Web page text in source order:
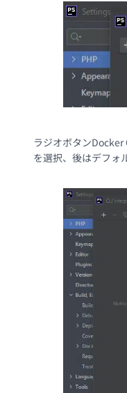
ラジオボタン
を選択、後はデフォ